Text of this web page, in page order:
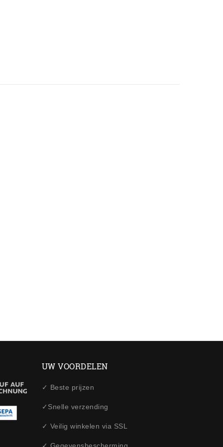
UW VOORDELEN
✓ Beste prijzen
✓Snelle verzending
✓ Veilig winkelen via SSL